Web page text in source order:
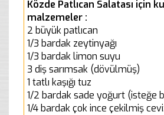
Közde Patlıcan Salatası için
malzemeler :
2 büyük patlıcan
1/3 bardak zeytinyağı
1/3 bardak limon suyu
3 diş sarımsak (dövülmüş)
1 tatlı kaşığı tuz
1/2 bardak sade yoğurt (isteğe
1/4 bardak çok ince çekilmiş